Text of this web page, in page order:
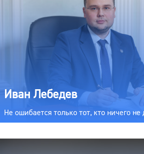
Иван Лебедев
Не ошибается только тот, кто ничего не